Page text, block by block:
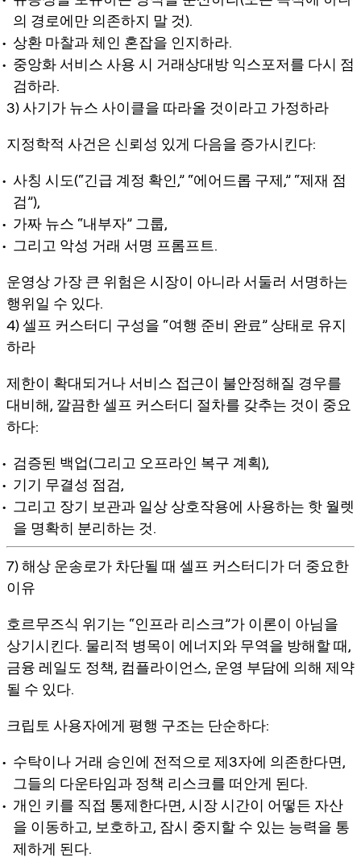
의 경로에만 의존하지 말 것).
상환 마찰과 체인 혼잡을 인지하라.
중앙화 서비스 사용 시 거래상대방 익스포저를 다시 점
검하라.
3) 사기가 뉴스 사이클을 따라올 것이라고 가정하라
지정학적 사건은 신뢰성 있게 다음을 증가시킨다:
사칭 시도(“긴급 계정 확인,” “에어드롭 구제,” “제재 점
검”),
가짜 뉴스 “내부자” 그룹,
그리고 악성 거래 서명 프롬프트.
운영상 가장 큰 위험은 시장이 아니라 서둘러 서명하는
행위일 수 있다.
4) 셀프 커스터디 구성을 “여행 준비 완료” 상태로 유지
하라
제한이 확대되거나 서비스 접근이 불안정해질 경우를
대비해, 깔끔한 셀프 커스터디 절차를 갖추는 것이 중요
하다:
검증된 백업(그리고 오프라인 복구 계획),
기기 무결성 점검,
그리고 장기 보관과 일상 상호작용에 사용하는 핫 월렛
을 명확히 분리하는 것.
7) 해상 운송로가 차단될 때 셀프 커스터디가 더 중요한
이유
호르무즈식 위기는 “인프라 리스크”가 이론이 아님을
상기시킨다. 물리적 병목이 에너지와 무역을 방해할 때,
금융 레일도 정책, 컴플라이언스, 운영 부담에 의해 제약
될 수 있다.
크립토 사용자에게 평행 구조는 단순하다:
수탁이나 거래 승인에 전적으로 제3자에 의존한다면,
그들의 다운타임과 정책 리스크를 떠안게 된다.
개인 키를 직접 통제한다면, 시장 시간이 어떻든 자산
을 이동하고, 보호하고, 잠시 중지할 수 있는 능력을 통
제하게 된다.